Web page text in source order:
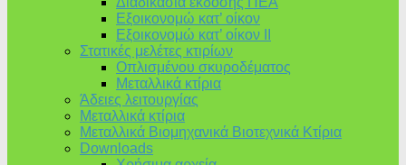
Εξοικονομώ κατ’ οίκoν
Εξοικονομώ κατ’ οίκον II
Στατικές μελέτες κτιρίων
Οπλισμένου σκυροδέματος
Μεταλλικά κτίρια
Άδειες λειτουργίας
Μεταλλικά κτίρια
Μεταλλικά Βιομηχανικά Βιοτεχνικά Κτίρια
Downloads